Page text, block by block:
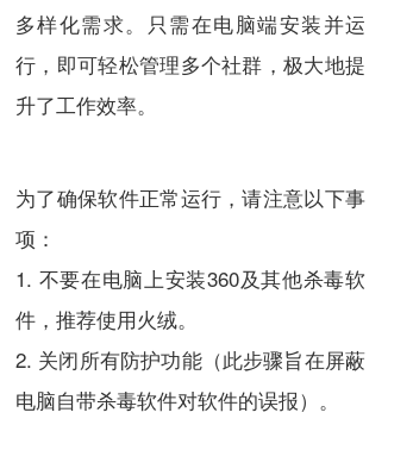
多样化需求。只需在电脑端安装并运
行，即可轻松管理多个社群，极大地提
升了工作效率。
为了确保软件正常运行，请注意以下事
项：
1. 不要在电脑上安装360及其他杀毒软
件，推荐使用火绒。
2. 关闭所有防护功能（此步骤旨在屏蔽
电脑自带杀毒软件对软件的误报）。